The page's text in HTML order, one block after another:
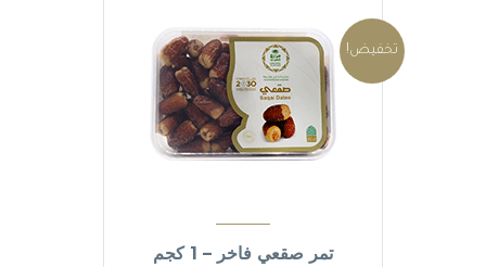
تخفيض!
تمر صقعي فاخر – 1 كجم